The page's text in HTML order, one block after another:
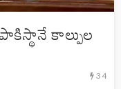
కాల్పుల
34